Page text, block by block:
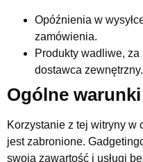
Opóźnienia w
zamówienia.
Produkty wadliwe,
dostawca zewnętrzny.
Ogólne
Korzystanie z tej witryny w
jest zabronione.
swoją zawartość i usługi